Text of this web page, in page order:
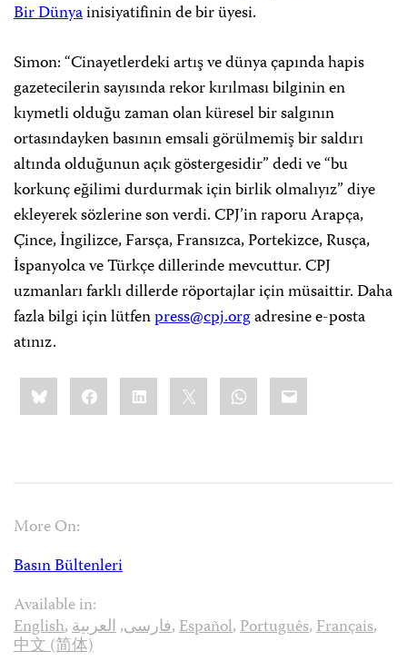
Bir Dünyainisiyatifinin de bir üyesi.
Simon: “Cinayetlerdeki artış ve dünya çapında hapis
gazetecilerin sayısında rekor kırılması bilginin en
kıymetli olduğu zaman olan küresel bir salgının
ortasındayken basının emsali görülmemiş bir saldırı
altında olduğunun açık göstergesidir” dedi ve “bu
korkunç eğilimi durdurmak için birlik olmalıyız” diye
ekleyerek sözlerine son verdi. CPJ’in raporu Arapça,
Çince, İngilizce, Farsça, Fransızca, Portekizce, Rusça,
İspanyolca ve Türkçe dillerinde mevcuttur. CPJ
uzmanları farklı dillerde röportajlar için müsaittir. Daha
fazla bilgi için lütfenpress@cpj.orgadresine e-posta
atınız.
Share
this:BlueskyFacebookLinkedIn WhatsApp
Email
More On:
Basın Bültenleri
Available in:
English, فارسی,العربية ,Español,Português,Français,
中文 (简体)